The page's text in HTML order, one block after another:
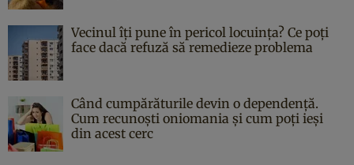
Vecinul îți pune în pericol locuința? Ce poți
face dacă refuză să remedieze problema
Când cumpărăturile devin o dependență.
Cum recunoști oniomania și cum poți ieși
din acest cerc